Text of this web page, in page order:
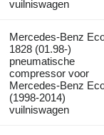
vuilniswagen
Mercedes-Benz
1828 (01.98-)
pneumatische
compressor voor
Mercedes-Benz
(1998-2014)
vuilniswagen